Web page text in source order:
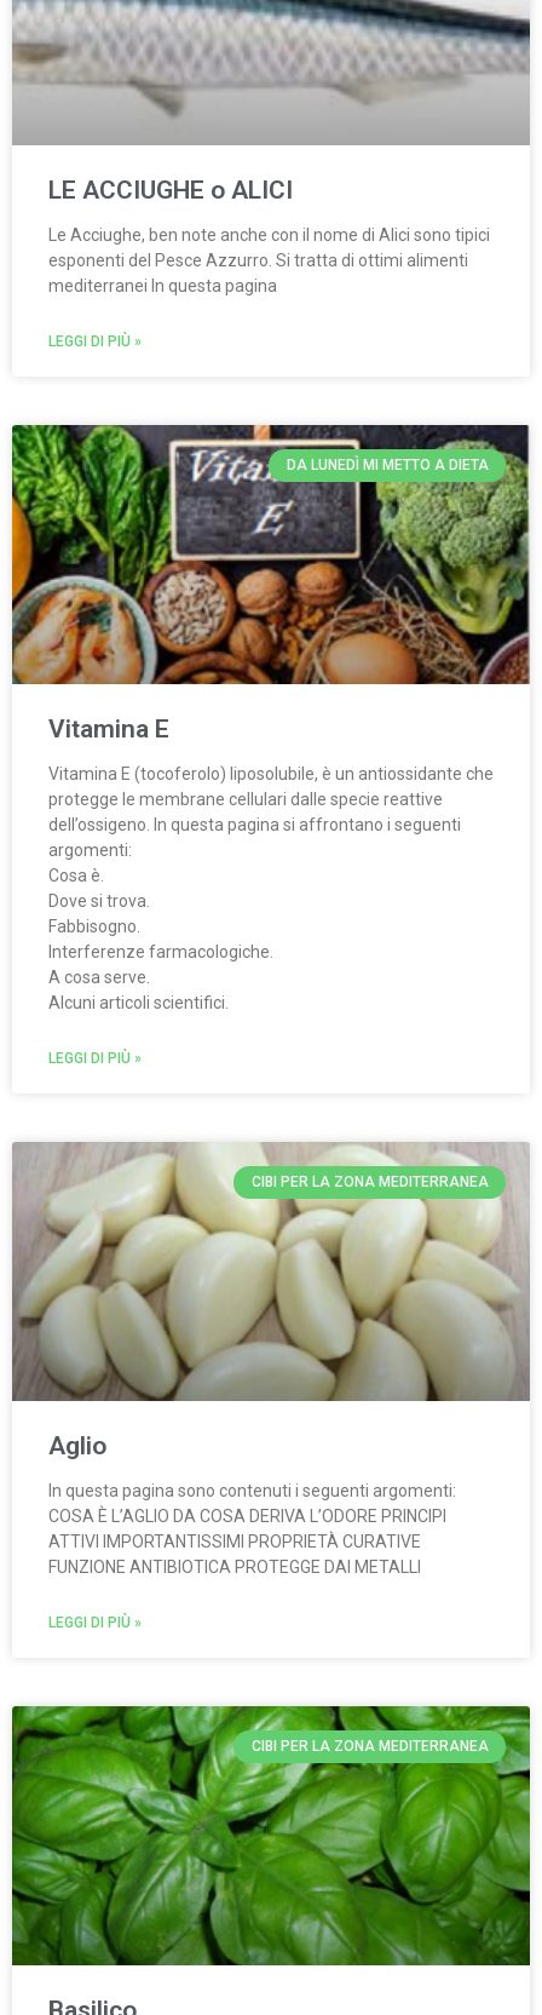
LE ACCIUGHE o ALICI
Le Acciughe, ben note anche con il nome di Alici sono tipici
esponenti del Pesce Azzurro. Si tratta di ottimi alimenti
mediterranei In questa pagina
LEGGI DI PIÙ »
DA LUNEDÌ MI METTO A DIETA
Vitamina E
Vitamina E (tocoferolo) liposolubile, è un antiossidante che
protegge le membrane cellulari dalle specie reattive
dell’ossigeno. In questa pagina si affrontano i seguenti
argomenti:
Cosa è.
Dove si trova.
Fabbisogno.
Interferenze farmacologiche.
A cosa serve.
Alcuni articoli scientifici.
LEGGI DI PIÙ »
CIBI PER LA ZONA MEDITERRANEA
Aglio
In questa pagina sono contenuti i seguenti argomenti:
COSA È L’AGLIO DA COSA DERIVA L’ODORE PRINCIPI
ATTIVI IMPORTANTISSIMI PROPRIETÀ CURATIVE
FUNZIONE ANTIBIOTICA PROTEGGE DAI METALLI
LEGGI DI PIÙ »
CIBI PER LA ZONA MEDITERRANEA